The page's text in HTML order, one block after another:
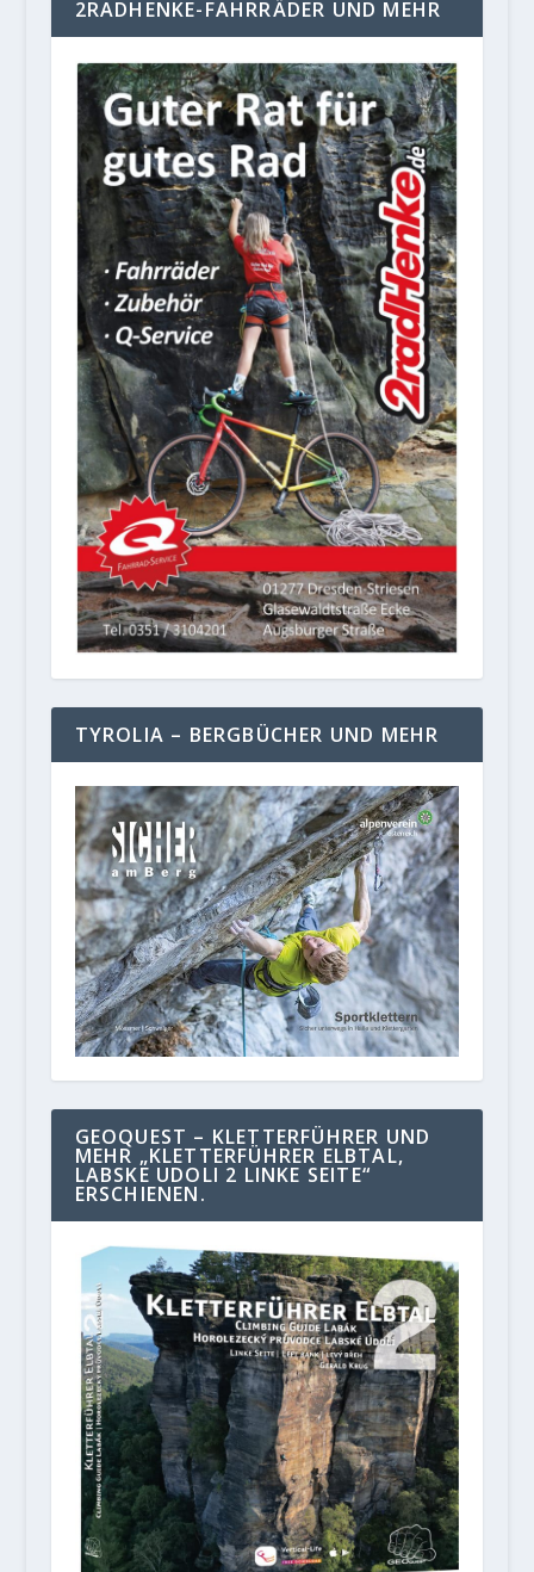
2RADHENKE-FAHRRÄDER UND MEHR
TYROLIA – BERGBÜCHER UND MEHR
GEOQUEST – KLETTERFÜHRER UND
MEHR „KLETTERFÜHRER ELBTAL,
LABSKE UDOLI 2 LINKE SEITE“
ERSCHIENEN.